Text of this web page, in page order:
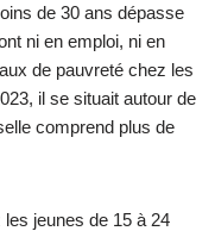
de 30 ans dépasse
ni en emploi, ni en
de pauvreté chez les
il se situait autour de
comprend plus de
jeunes de 15 à 24